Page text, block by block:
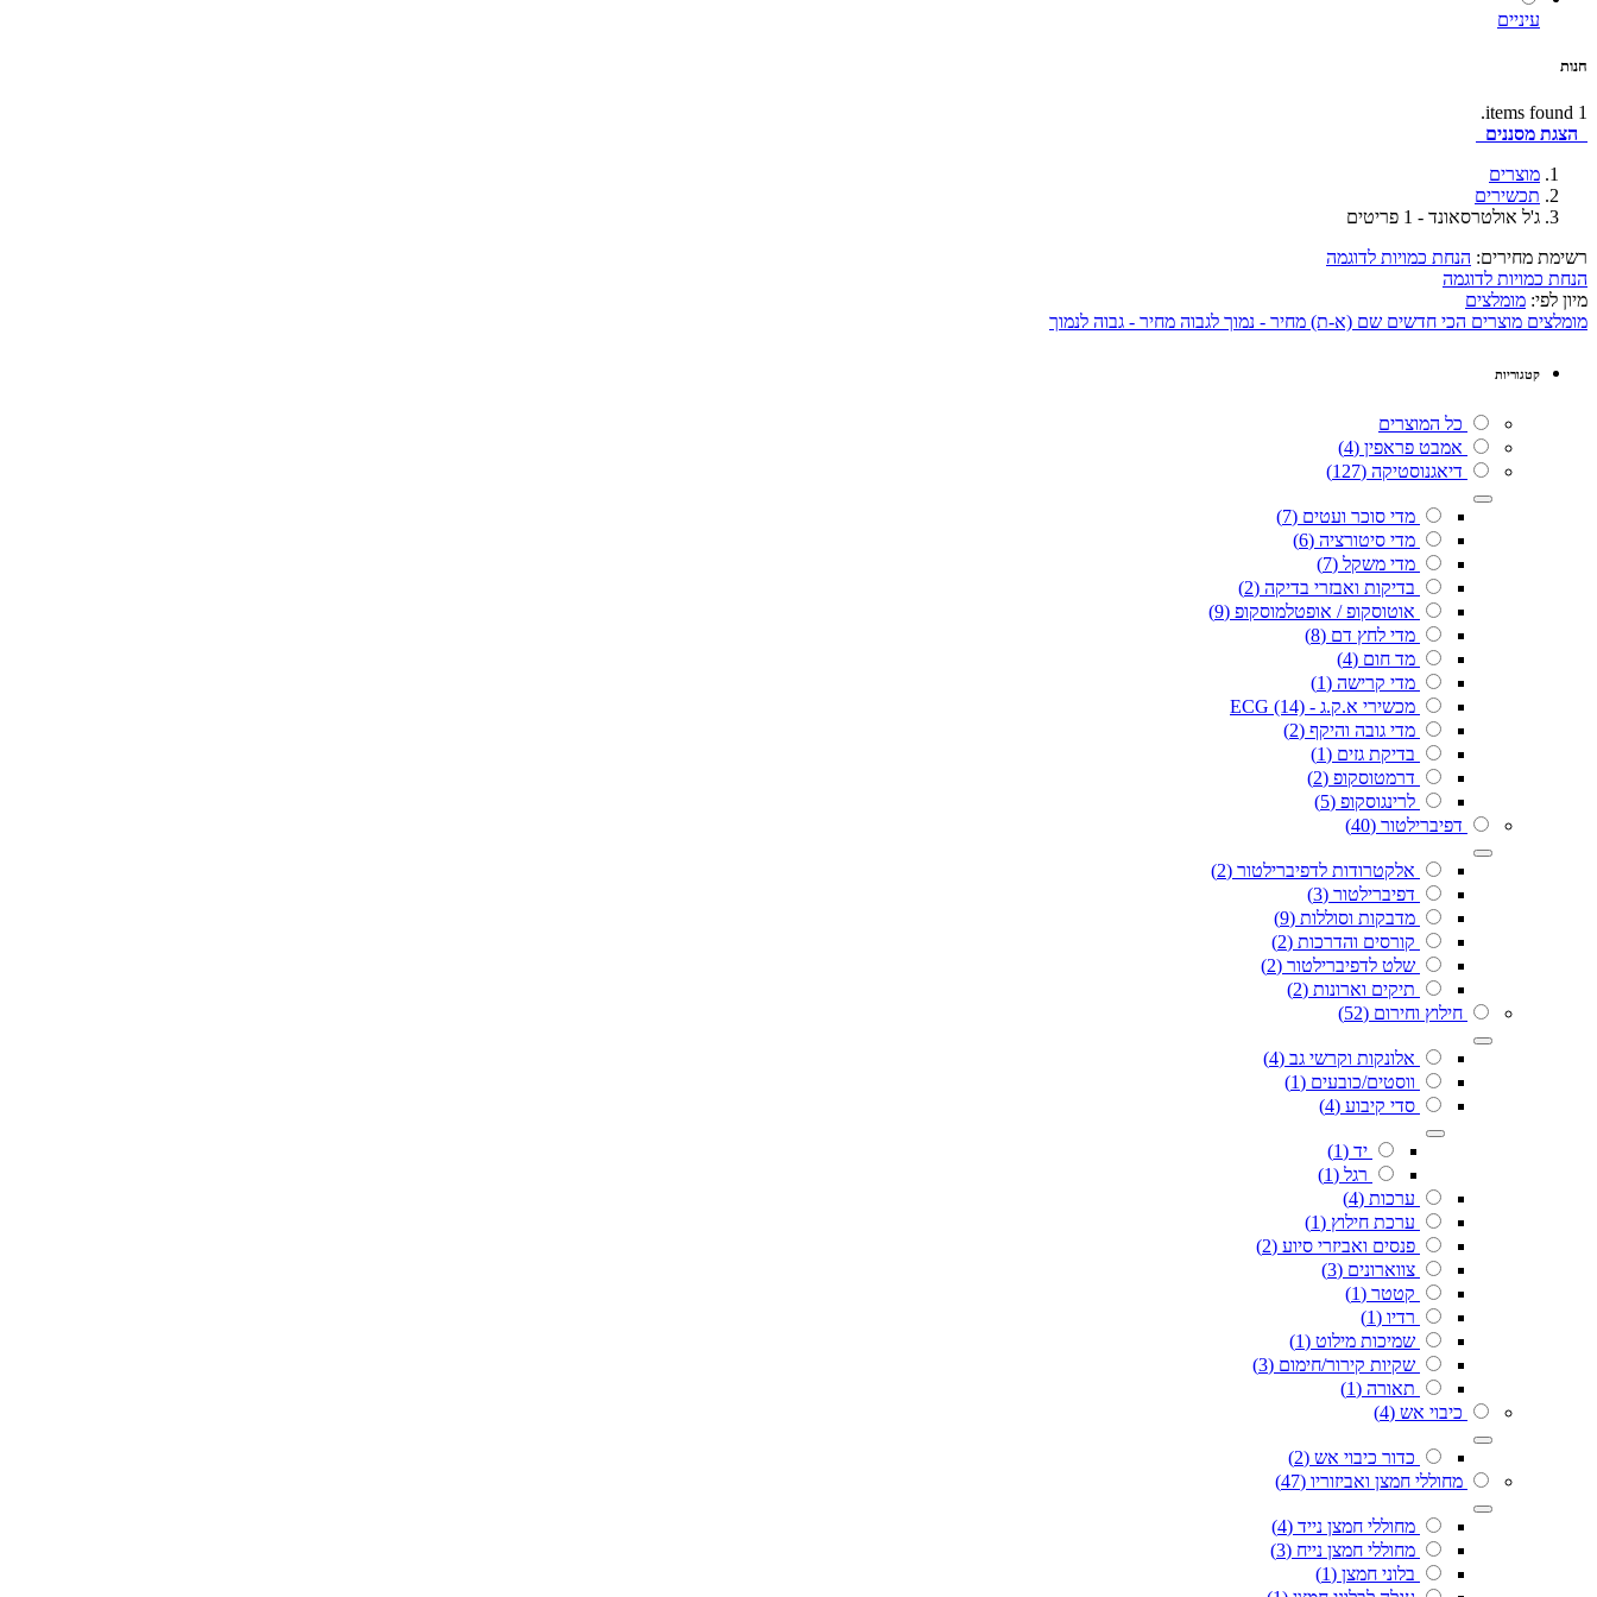
עיניים
חנות
1 items found.
הצגת מסננים
מוצרים
תכשירים
ג'ל אולטרסאונד - 1 פריטים
רשימת מחירים: הנחת כמויות לדוגמה
הנחת כמויות לדוגמה
מיון לפי: מומלצים
מומלצים מוצרים הכי חדשים שם (א-ת) מחיר - נמוך לגבוה מחיר - גבוה לנמוך
קטגוריות
כל המוצרים
אמבט פראפין (4)
דיאגנוסטיקה (127)
מדי סוכר ועטים (7)
מדי סיטורציה (6)
מדי משקל (7)
בדיקות ואבזרי בדיקה (2)
אוטוסקופ / אופטלמוסקופ (9)
מדי לחץ דם (8)
מד חום (4)
מדי קרישה (1)
מכשירי א.ק.ג - ECG (14)
מדי גובה והיקף (2)
בדיקת גזים (1)
דרמטוסקופ (2)
לרינגוסקופ (5)
דפיברילטור (40)
אלקטרודות לדפיברילטור (2)
דפיברילטור (3)
מדבקות וסוללות (9)
קורסים והדרכות (2)
שלט לדפיברילטור (2)
תיקים וארונות (2)
חילוץ וחירום (52)
אלונקות וקרשי גב (4)
ווסטים/כובעים (1)
סדי קיבוע (4)
יד (1)
רגל (1)
ערכות (4)
ערכת חילוץ (1)
פנסים ואביזרי סיוע (2)
צווארונים (3)
קטטר (1)
רדיו (1)
שמיכות מילוט (1)
שקיות קירור/חימום (3)
תאורה (1)
כיבוי אש (4)
כדור כיבוי אש (2)
מחוללי חמצן ואביזוריו (47)
מחוללי חמצן נייד (4)
מחוללי חמצן נייח (3)
בלוני חמצן (1)